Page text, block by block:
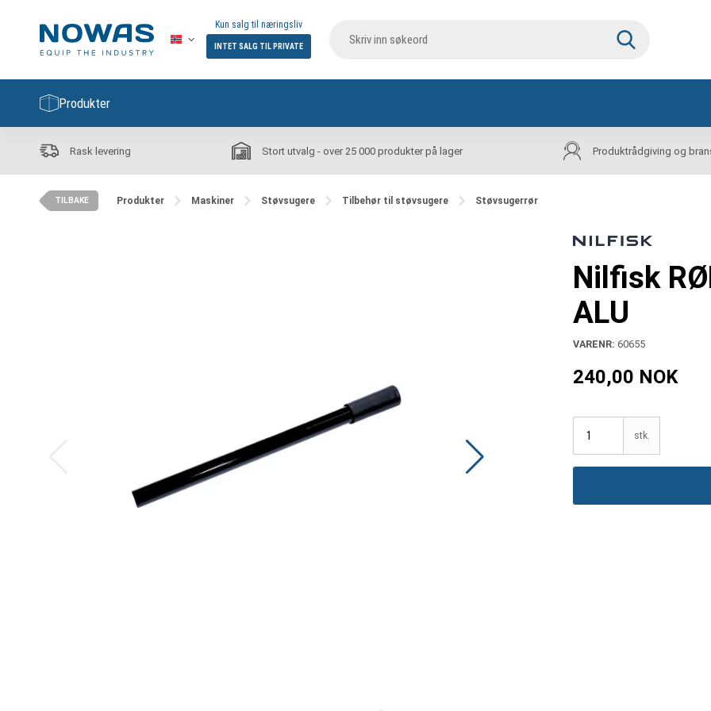
Kun salg til næringsliv
INTET SALG TIL PRIVATE
Produkter
Rask levering Stort utvalg - over 25 000 produkter på lager Produktrådgiving og
TILBAKE Produkter Maskiner Støvsugere Tilbehør til støvsugere Støvsugerrør
Nilfisk
ALU
VARENR: 60655
240,00 NOK
stk.